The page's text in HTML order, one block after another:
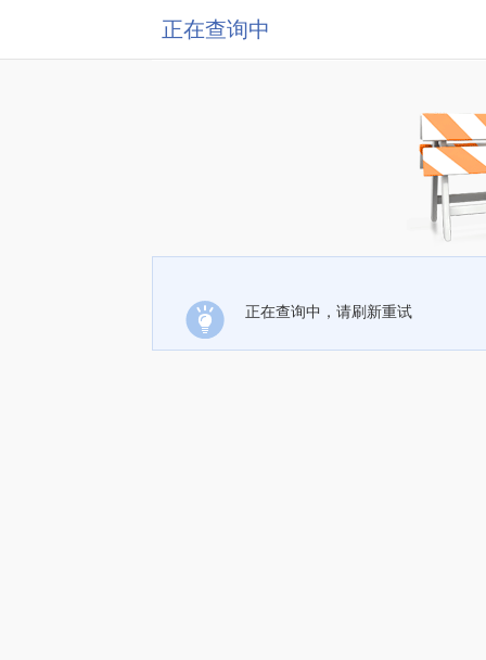
正在查询中
正在查询中，请刷新重试